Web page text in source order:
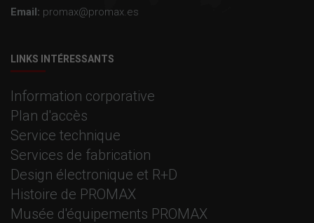
Email: promax@promax.es
LINKS INTÉRESSANTS
Information corporative
Plan d'accès
Service technique
Services de fabrication
Design électronique et R+D
Histoire de PROMAX
Musée d'équipements PROMAX